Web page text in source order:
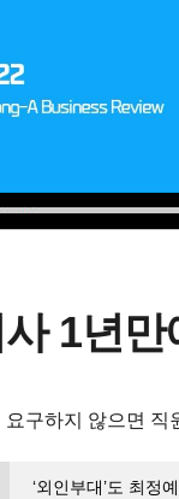
1년
요구하지 않으면
‘외인부대’도 최정